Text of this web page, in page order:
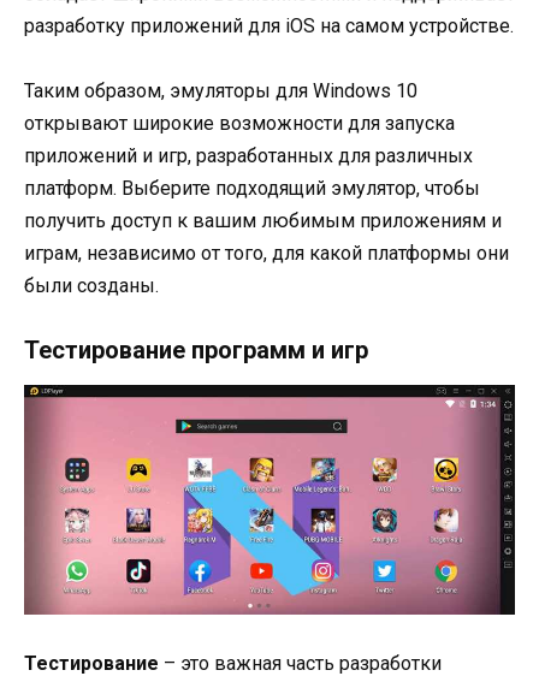
разработку приложений для iOS на самом устройстве.
Таким образом, эмуляторы для Windows 10
открывают широкие возможности для запуска
приложений и игр, разработанных для различных
платформ. Выберите подходящий эмулятор, чтобы
получить доступ к вашим любимым приложениям и
играм, независимо от того, для какой платформы они
были созданы.
Тестирование программ и игр
Тестирование – это важная часть разработки